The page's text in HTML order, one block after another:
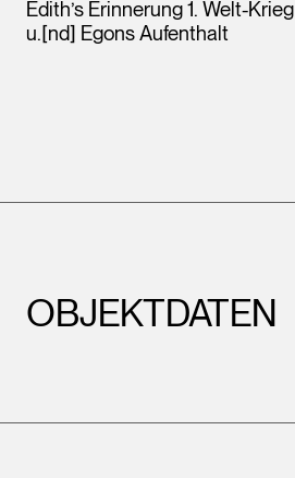
Edith’s Erinnerung 1. Welt-Krieg
u.[nd] Egons Aufenthalt
OBJEKTDATEN